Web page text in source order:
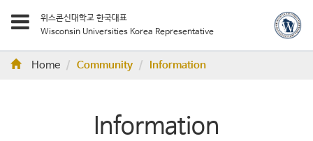
위스콘신대학교 한국대표
Wisconsin Universities Korea Representative
Home Community Information
Information